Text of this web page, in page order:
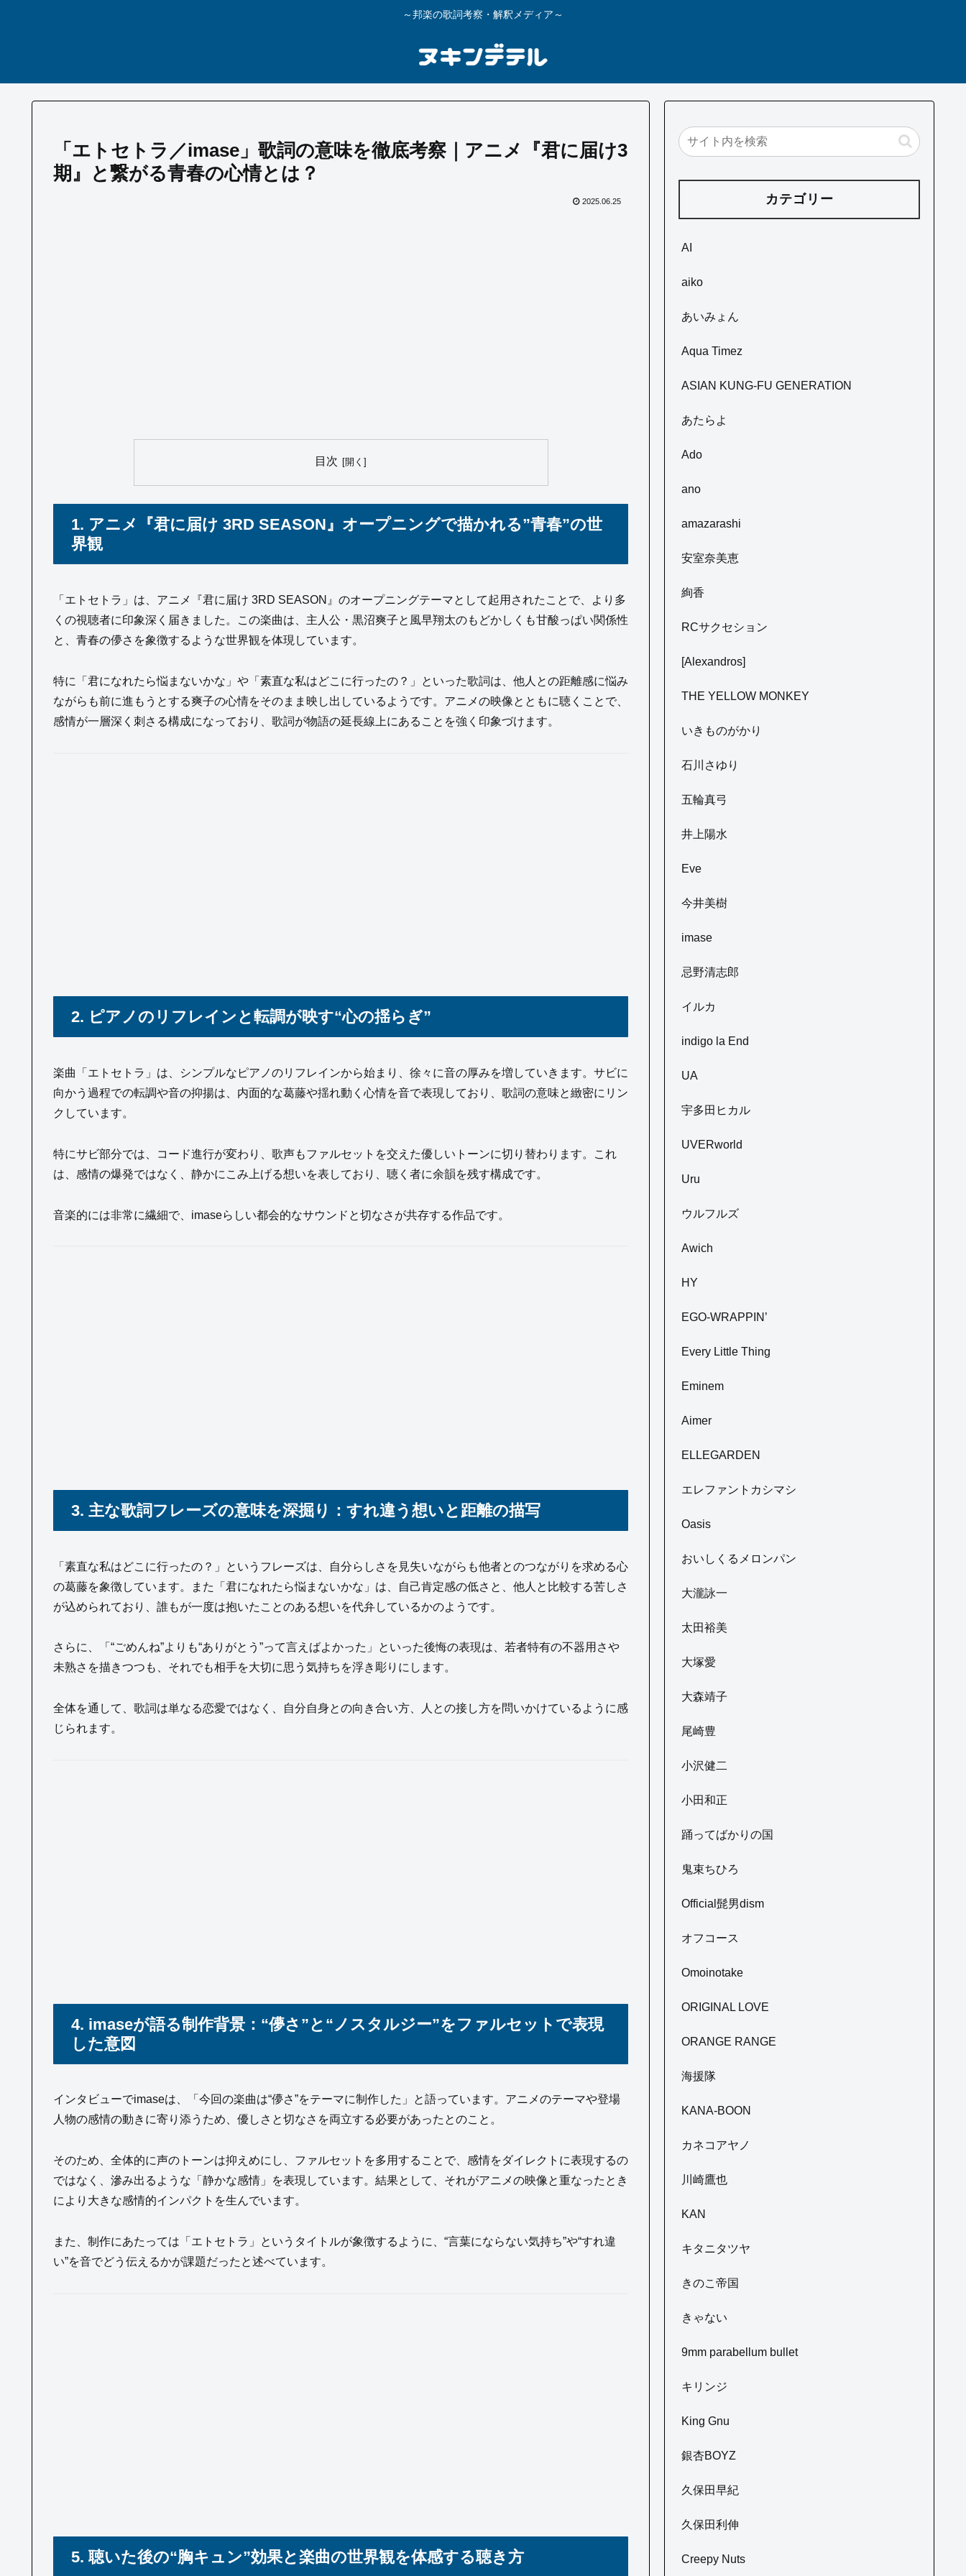
～邦楽の歌詞考察・解釈メディア～
「エトセトラ／imase」歌詞の意味を徹底考察｜アニメ『君に届け3
期』と繋がる青春の心情とは？
2025.06.25
目次
1. アニメ『君に届け 3RD SEASON』オープニングで描かれる”青春”の世
界観
「エトセトラ」は、アニメ『君に届け 3RD SEASON』のオープニングテーマとして起用されたことで、より多
くの視聴者に印象深く届きました。この楽曲は、主人公・黒沼爽子と風早翔太のもどかしくも甘酸っぱい関係性
と、青春の儚さを象徴するような世界観を体現しています。
特に「君になれたら悩まないかな」や「素直な私はどこに行ったの？」といった歌詞は、他人との距離感に悩み
ながらも前に進もうとする爽子の心情をそのまま映し出しているようです。アニメの映像とともに聴くことで、
感情が一層深く刺さる構成になっており、歌詞が物語の延長線上にあることを強く印象づけます。
2. ピアノのリフレインと転調が映す“心の揺らぎ”
楽曲「エトセトラ」は、シンプルなピアノのリフレインから始まり、徐々に音の厚みを増していきます。サビに
向かう過程での転調や音の抑揚は、内面的な葛藤や揺れ動く心情を音で表現しており、歌詞の意味と緻密にリン
クしています。
特にサビ部分では、コード進行が変わり、歌声もファルセットを交えた優しいトーンに切り替わります。これ
は、感情の爆発ではなく、静かにこみ上げる想いを表しており、聴く者に余韻を残す構成です。
音楽的には非常に繊細で、imaseらしい都会的なサウンドと切なさが共存する作品です。
3. 主な歌詞フレーズの意味を深掘り：すれ違う想いと距離の描写
「素直な私はどこに行ったの？」というフレーズは、自分らしさを見失いながらも他者とのつながりを求める心
の葛藤を象徴しています。また「君になれたら悩まないかな」は、自己肯定感の低さと、他人と比較する苦しさ
が込められており、誰もが一度は抱いたことのある想いを代弁しているかのようです。
さらに、「“ごめんね”よりも“ありがとう”って言えばよかった」といった後悔の表現は、若者特有の不器用さや
未熟さを描きつつも、それでも相手を大切に思う気持ちを浮き彫りにします。
全体を通して、歌詞は単なる恋愛ではなく、自分自身との向き合い方、人との接し方を問いかけているように感
じられます。
4. imaseが語る制作背景：“儚さ”と“ノスタルジー”をファルセットで表現
した意図
インタビューでimaseは、「今回の楽曲は“儚さ”をテーマに制作した」と語っています。アニメのテーマや登場
人物の感情の動きに寄り添うため、優しさと切なさを両立する必要があったとのこと。
そのため、全体的に声のトーンは抑えめにし、ファルセットを多用することで、感情をダイレクトに表現するの
ではなく、滲み出るような「静かな感情」を表現しています。結果として、それがアニメの映像と重なったとき
により大きな感情的インパクトを生んでいます。
また、制作にあたっては「エトセトラ」というタイトルが象徴するように、“言葉にならない気持ち”や“すれ違
い”を音でどう伝えるかが課題だったと述べています。
5. 聴いた後の“胸キュン”効果と楽曲の世界観を体感する聴き方
カテゴリー
AI
aiko
あいみょん
Aqua Timez
ASIAN KUNG-FU GENERATION
あたらよ
Ado
ano
amazarashi
安室奈美恵
絢香
RCサクセション
[Alexandros]
THE YELLOW MONKEY
いきものがかり
石川さゆり
五輪真弓
井上陽水
Eve
今井美樹
imase
忌野清志郎
イルカ
indigo la End
UA
宇多田ヒカル
UVERworld
Uru
ウルフルズ
Awich
HY
EGO-WRAPPIN’
Every Little Thing
Eminem
Aimer
ELLEGARDEN
エレファントカシマシ
Oasis
おいしくるメロンパン
大瀧詠一
太田裕美
大塚愛
大森靖子
尾崎豊
小沢健二
小田和正
踊ってばかりの国
鬼束ちひろ
Official髭男dism
オフコース
Omoinotake
ORIGINAL LOVE
ORANGE RANGE
海援隊
KANA-BOON
カネコアヤノ
川崎鷹也
KAN
キタニタツヤ
きのこ帝国
きゃない
9mm parabellum bullet
キリンジ
King Gnu
銀杏BOYZ
久保田早紀
久保田利伸
Creepy Nuts